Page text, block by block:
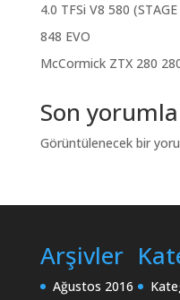
4.0 TFSi V8 580
848 EVO
McCormick ZTX 280
Son
Görüntülenecek bir
Arşivler
Ağustos 2016